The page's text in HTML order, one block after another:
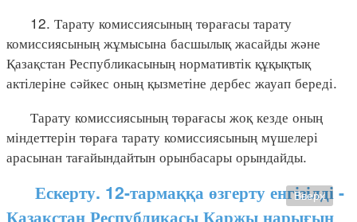
12. Тарату комиссиясының төрағасы тарату
комиссиясының жұмысына басшылық жасайды және
Қазақстан Республикасының нормативтік құқықтық
актілеріне сәйкес оның қызметіне дербес жауап береді.
Тарату комиссиясының төрағасы жоқ кезде оның
міндеттерін төраға тарату комиссиясының мүшелері
арасынан тағайындайтын орынбасары орындайды.
Ескерту. 12-тармаққа өзгерту енгізілді -
Қазақстан Республикасы Қаржы нарығын
Вверх